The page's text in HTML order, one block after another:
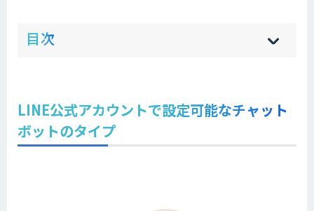
目次 hi
]
sh
]
LINE公式アカウントで設定可能なチャット
ボットのタイプ